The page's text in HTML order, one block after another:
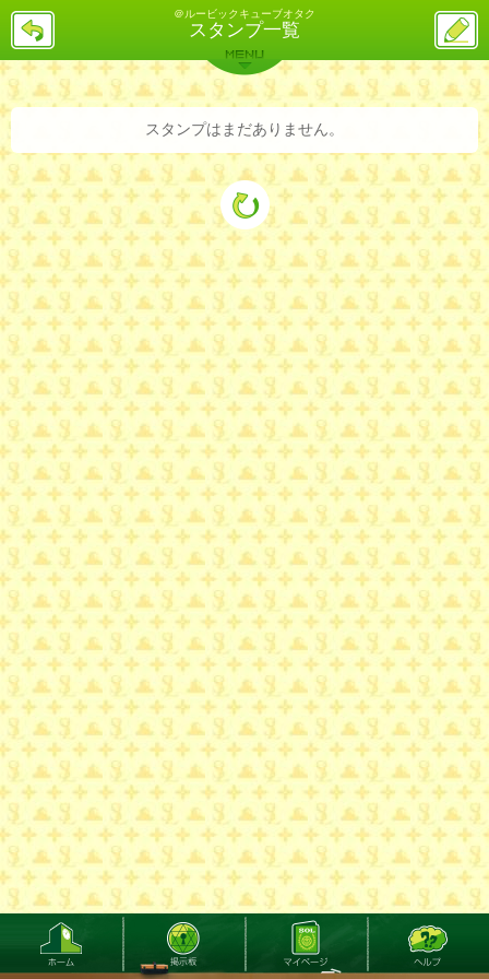
＠ルービックキューブオタク
スタンプ一覧
戻
ス
投
稿
バックナンバー 詳細検索 ランキング
MENU
スタンプはまだありません。